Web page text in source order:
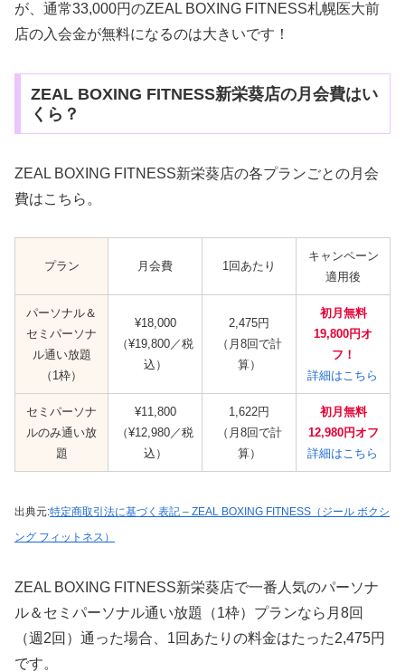
が、通常33,000円のZEAL BOXING FITNESS札幌医大前
店の入会金が無料になるのは大きいです！
ZEAL BOXING FITNESS新栄葵店の月会費はい
くら？
ZEAL BOXING FITNESS新栄葵店の各プランごとの月会
費はこちら。
プラン 月会費 1回あたり
キャンペーン
適用後
パーソナル＆
セミパーソナ
ル通い放題
（1枠）
¥18,000
（¥19,800／税
込）
2,475円
（月8回で計
算）
初月無料
19,800円オ
フ！
詳細はこちら
セミパーソナ
ルのみ通い放
題
¥11,800
（¥12,980／税
込）
1,622円
（月8回で計
算）
初月無料
12,980円オフ
詳細はこちら
出典元:特定商取引法に基づく表記 – ZEAL BOXING FITNESS（ジール ボクシ
ング フィットネス）
ZEAL BOXING FITNESS新栄葵店で一番人気のパーソナ
ル＆セミパーソナル通い放題（1枠）プランなら月8回
（週2回）通った場合、1回あたりの料金はたった2,475円
です。